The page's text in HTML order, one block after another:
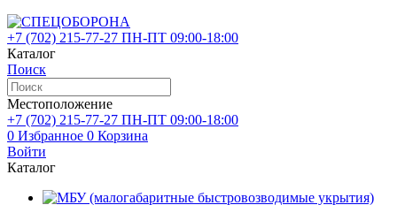
+7 (702) 215-77-27 ПН-ПТ 09:00-18:00
Каталог
Поиск
Местоположение
+7 (702) 215-77-27 ПН-ПТ 09:00-18:00
0 Избранное 0 Корзина
Войти
Каталог